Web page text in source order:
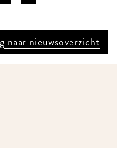
naar nieuwsoverzicht